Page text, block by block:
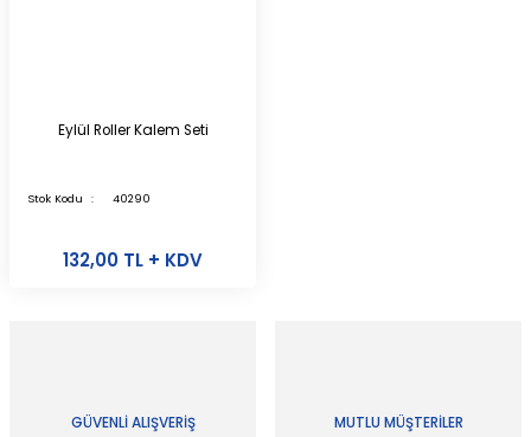
Eylül Roller Kalem Seti
Stok Kodu 40290
132,00 TL + KDV
GÜVENLİ ALIŞVERİŞ MUTLU MÜŞTERİLER